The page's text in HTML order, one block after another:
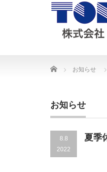
Home お知らせ
お知らせ
8.8
2022
夏季